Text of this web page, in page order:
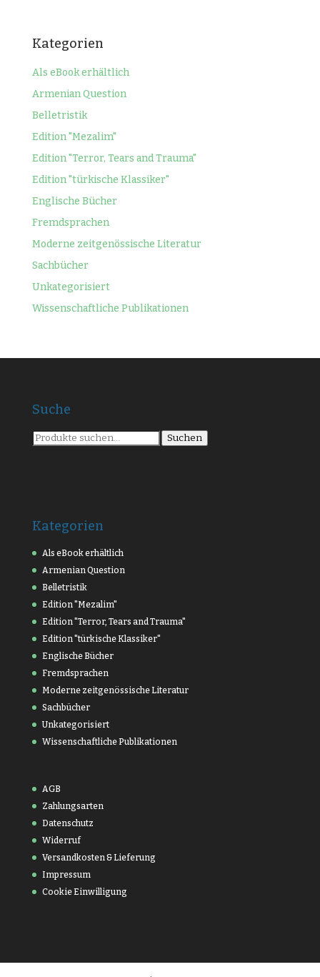
Kategorien
Als eBook erhältlich
Armenian Question
Belletristik
Edition "Mezalim"
Edition "Terror, Tears and Trauma"
Edition "türkische Klassiker"
Englische Bücher
Fremdsprachen
Moderne zeitgenössische Literatur
Sachbücher
Unkategorisiert
Wissenschaftliche Publikationen
Suche
Suche
nach:
Suchen
Kategorien
Als eBook erhältlich
Armenian Question
Belletristik
Edition "Mezalim"
Edition "Terror, Tears and Trauma"
Edition "türkische Klassiker"
Englische Bücher
Fremdsprachen
Moderne zeitgenössische Literatur
Sachbücher
Unkategorisiert
Wissenschaftliche Publikationen
AGB
Zahlungsarten
Datenschutz
Widerruf
Versandkosten & Lieferung
Impressum
Cookie Einwilligung